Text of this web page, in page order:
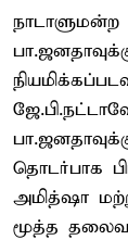
நாடாளுமன்ற
தொடர்பாக
அமித்ஷா
மூத்த